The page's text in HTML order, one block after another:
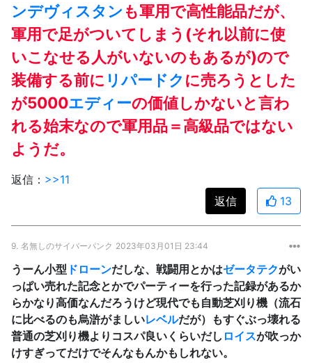
ンデヴィスタン も軍用で高性能品だが、
軍用で足がついてしまう(それ以前に使
いこなせる人がいないのもあるが)ので
装備する前に リパードク に売ろうとした
が5000エディーの価値しかないと言わ
れる始末なので軍用品＝高級品ではない
ようだ。
返信： >>11
返信
13
9. 名無しのサイバーパンク 2023年03月01日 23:44
うーん小型 ドローンだしな、戦闘用とかはゼータテクがい
っぱい売れた記念とかでパーティーを行った記録があるか
らかなり高価なんだろうけど現代でも自動芝刈り機（流石
に比べるのも烏滸がましいレベルだが）もすぐぶっ壊れる
普通の芝刈り機よりコスパ良いくらいだし ロイスが吹っか
けすぎってだけでそんなもんかもしれない。